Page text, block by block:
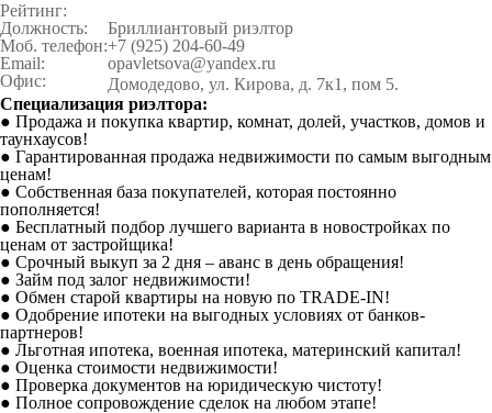
Рейтинг:
Должность:
Бриллиантовый риэлтор
Моб. телефон:+7 (925) 204-60-49
Email:
opavletsova@yandex.ru
Офис:
Домодедово, ул. Кирова, д. 7к1, пом 5.
Специализация риэлтора:
● Продажа и покупка квартир, комнат, долей, участков, домов и
таунхаусов!
● Гарантированная продажа недвижимости по самым выгодным
ценам!
● Собственная база покупателей, которая постоянно
пополняется!
● Бесплатный подбор лучшего варианта в новостройках по
ценам от застройщика!
● Срочный выкуп за 2 дня – аванс в день обращения!
● Займ под залог недвижимости!
● Обмен старой квартиры на новую по TRADE-IN!
● Одобрение ипотеки на выгодных условиях от банков-
партнеров!
● Льготная ипотека, военная ипотека, материнский капитал!
● Оценка стоимости недвижимости!
● Проверка документов на юридическую чистоту!
● Полное сопровождение сделок на любом этапе!